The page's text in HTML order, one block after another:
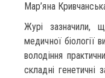
Мар’яна
Журі зазначили,
медичної біології
володіння
складні генетичні